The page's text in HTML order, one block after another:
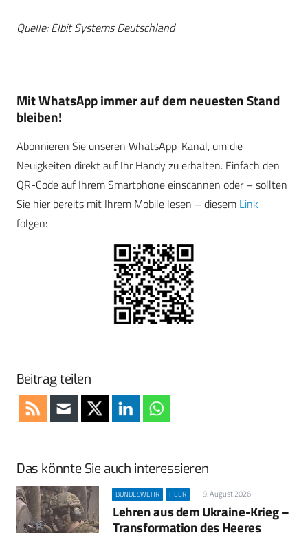
Quelle: Elbit Systems Deutschland
Mit WhatsApp immer auf dem neuesten Stand
bleiben!
Abonnieren Sie unseren WhatsApp-Kanal, um die
Neuigkeiten direkt auf Ihr Handy zu erhalten. Einfach den
QR-Code auf Ihrem Smartphone einscannen oder – sollten
Sie hier bereits mit Ihrem Mobile lesen – diesem Link
folgen:
Beitrag teilen
Das könnte Sie auch interessieren
BUNDESWEHR HEER 9. August 2026
Lehren aus dem Ukraine-Krieg –
Transformation des Heeres